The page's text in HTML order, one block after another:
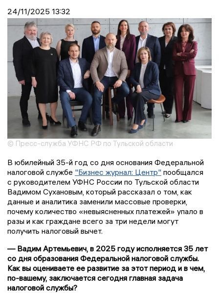
24/11/2025 13:32
© Пресс-служба УФНС РФ по Тульской области
В юбилейный 35-й год со дня основания Федеральной
налоговой службе "Бизнес журнал: Центр" пообщался
с руководителем УФНС России по Тульской области
Вадимом Сухановым, который рассказал о том, как
данные и аналитика заменили массовые проверки,
почему количество «невыясненных платежей» упало в
разы и как граждане всего за три недели могут
получить налоговый вычет.
— Вадим Артемьевич, в 2025 году исполняется 35 лет
со дня образования Федеральной налоговой службы.
Как вы оцениваете ее развитие за этот период и в чем,
по-вашему, заключается сегодня главная задача
налоговой службы?